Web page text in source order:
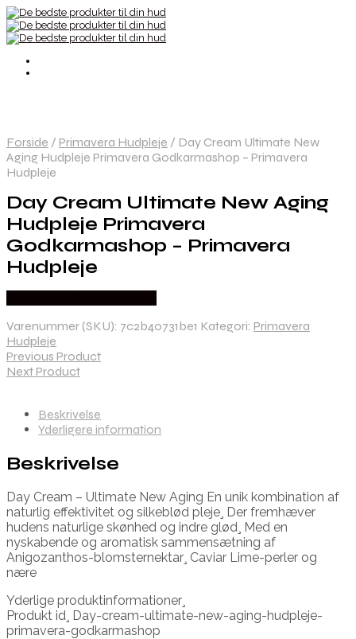
Forside / Primavera Hudpleje / Day Cream Ultimate New
Aging Hudpleje Primavera Godkarmashop – Primavera
Hudpleje
Day Cream Ultimate New Aging
Hudpleje Primavera
Godkarmashop – Primavera
Hudpleje
Varenummer (SKU): 7c2b40731be1 Kategori: Primavera
Hudpleje
Previous Product
Next Product
Beskrivelse
Yderligere information
Beskrivelse
Day Cream – Ultimate New Aging En unik kombination af
naturlig effektivitet og silkeblød pleje¸ Der fremhæver
hudens naturlige skønhed og indre glød¸ Med en
nyskabende og aromatisk sammensætning af
Anigozanthos-blomsternektar¸ Caviar Lime-perler og
nære
Yderlige produktinformationer¸
Produkt id¸ Day-cream-ultimate-new-aging-hudpleje-
primavera-godkarmashop